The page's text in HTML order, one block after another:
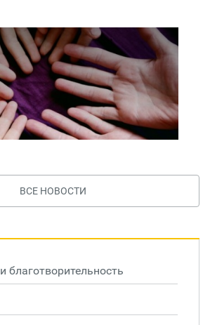
ВСЕ НОВОСТИ
благотворительность